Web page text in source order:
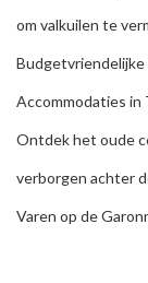
om valkuilen te
Budgetvriendelijke
Accommodaties in
Ontdek het oude
verborgen achter
Varen op de